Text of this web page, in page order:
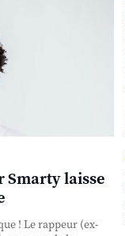
Smarty laisse
! Le rappeur (ex-